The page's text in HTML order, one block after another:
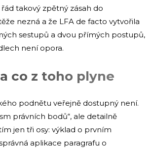
takový zpětný zásah do
nezná a že LFA de facto vytvořila
sestupů a dvou přímých postupů,
není opora.
co z toho plyne
podnětu veřejně dostupný není.
právních bodů“, ale detailně
jen tři osy: výklad o prvním
aplikace paragrafu o